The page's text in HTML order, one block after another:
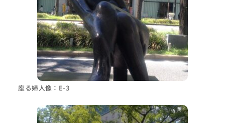
座る婦人像：E-3